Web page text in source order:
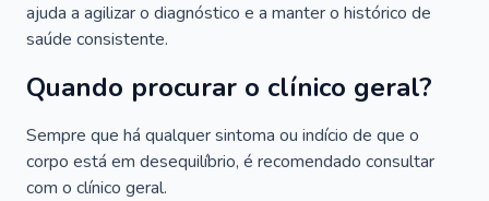
ajuda a agilizar o diagnóstico e a manter o histórico de
saúde consistente.
Quando procurar o clínico geral?
Sempre que há qualquer sintoma ou indício de que o
corpo está em desequilíbrio, é recomendado consultar
com o clínico geral.